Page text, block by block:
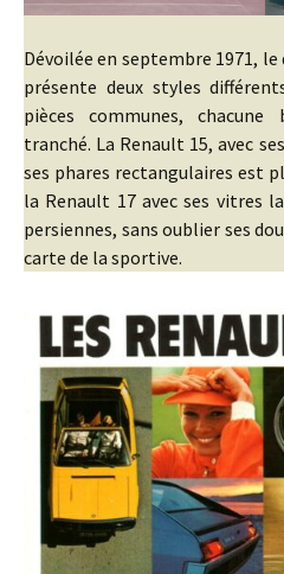
Dévoilée en septembre 1971,
présente deux styles
pièces communes,
tranché. La Renault 15, avec
ses phares rectangulaires est
la Renault 17 avec ses vitres
persiennes, sans oublier ses
carte de la sportive.